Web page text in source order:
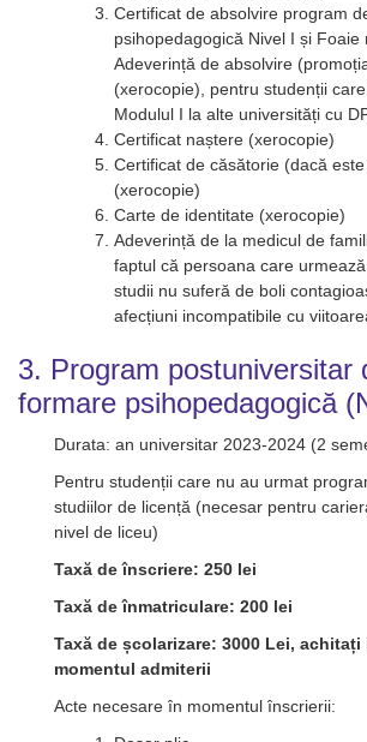
Certificat de absolvire program
psihopedagogică Nivel I și Foaie
Adeverință de absolvire
(xerocopie), pentru studenții
Modulul I la alte universități cu
Certificat naștere (xerocopie)
Certificat de căsătorie (dacă
(xerocopie)
Carte de identitate (xerocopie)
Adeverință de la medicul de
faptul că persoana care
studii nu suferă de boli
afecțiuni incompatibile cu
3. Program postuniversitar
formare psihopedagogică
Durata: an universitar 2023-2024 (2
Pentru studenții care nu au urmat
studiilor de licență (necesar pentru
nivel de liceu)
Taxă de înscriere: 250 lei
Taxă de înmatriculare: 200 lei
Taxă de școlarizare: 3000 Lei,
momentul admiterii
Acte necesare în momentul înscrierii: